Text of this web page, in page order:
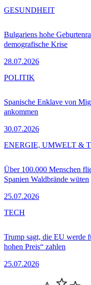
Bulgariens hohe
demografische Krise
28.07.2026
GESUNDHEIT
Spanische Enklave von
ankommen
30.07.2026
POLITIK
Über 100.000 Menschen
Spanien Waldbrände wüten
25.07.2026
ENERGIE, UMWELT &
Trump sagt, die EU werde
hohen Preis“ zahlen
25.07.2026
TECH